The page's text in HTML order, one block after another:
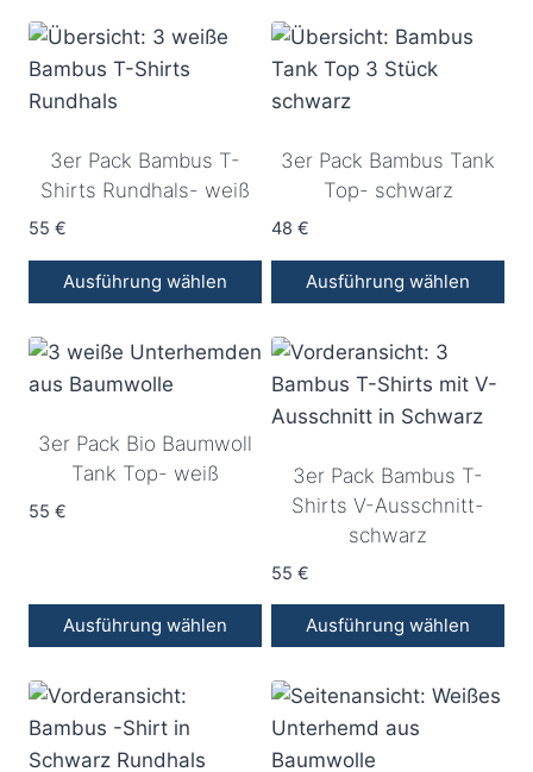
Produkt
weist
mehrere
auf.
Die
Optionen
können
Produktseite
gewählt
Produkt
weist
mehrere
auf.
Optionen
können
Produktseite
gewählt
werden
3er Pack Bambus T-
Shirts Rundhals- weiß
55 €
Ausführung wählen
Produkt
weist
Varianten
Die
auf
gewählt
werden
3er Pack Bambus Tank
Top- schwarz
48 €
Ausführung wählen
Produkt
weist
mehrere
auf.
Die
Optionen
können
auf
gewählt
werden
3er Pack Bio Baumwoll
Tank Top- weiß
55 €
Ausführung wählen
Produkt
weist
mehrere
3er Pack Bambus T-
Shirts V-Ausschnitt-
schwarz
55 €
Ausführung wählen
Produkt
weist
mehrere